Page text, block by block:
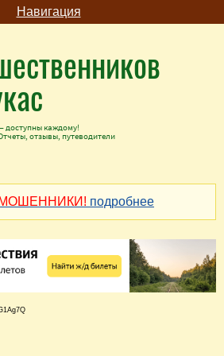
Навигация
доступны каждому!
отзывы, путеводители
подробнее